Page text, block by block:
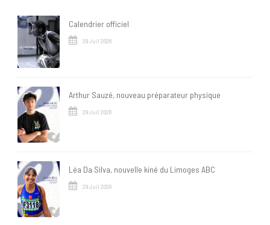
Calendrier officiel
29 Juil 2026
Arthur Sauzé, nouveau préparateur physique
29 Juil 2026
Léa Da Silva, nouvelle kiné du Limoges ABC
29 Juil 2026